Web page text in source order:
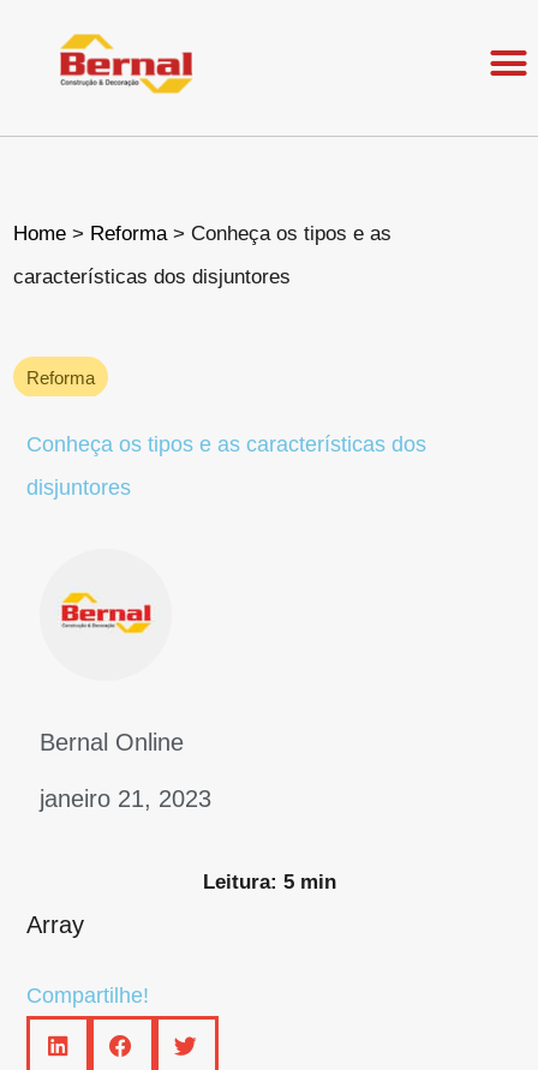
características dos disjuntores
disjuntores
Leitura: 5 min